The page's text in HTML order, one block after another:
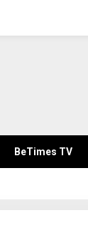
BeTimes TV